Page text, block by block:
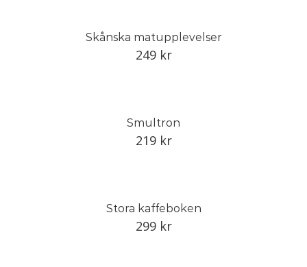
Skånska matupplevelser
249 kr
Smultron
219 kr
Stora kaffeboken
299 kr